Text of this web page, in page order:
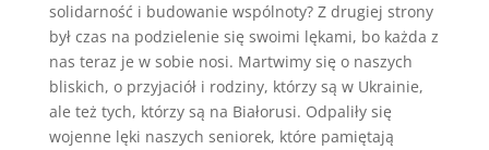
solidarność i budowanie wspólnoty? Z drugiej strony
był czas na podzielenie się swoimi lękami, bo każda z
nas teraz je w sobie nosi. Martwimy się o naszych
bliskich, o przyjaciół i rodziny, którzy są w Ukrainie,
ale też tych, którzy są na Białorusi. Odpaliły się
wojenne lęki naszych seniorek, które pamiętają